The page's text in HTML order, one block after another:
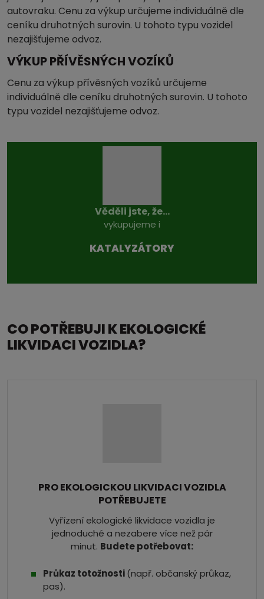
autovraku. Cenu za výkup určujeme individuálně dle
ceníku druhotných surovin. U tohoto typu vozidel
nezajišťujeme odvoz.
VÝKUP PŘÍVĚSNÝCH VOZÍKŮ
Cenu za výkup přívěsných vozíků určujeme
individuálně dle ceníku druhotných surovin. U tohoto
typu vozidel nezajišťujeme odvoz.
Věděli jste, že...
vykupujeme i
KATALYZÁTO­RY
CO POTŘEBUJI K EKOLOGICKÉ
LIKVIDACI VOZIDLA?
PRO EKOLOGICKOU LIKVIDACI VOZIDLA
POTŘEBUJETE
Vyřízení ekologické likvidace vozidla je
jednoduché a nezabere více než pár
minut. Budete potřebovat:
Průkaz totožnosti(např. občanský průkaz,
pas).